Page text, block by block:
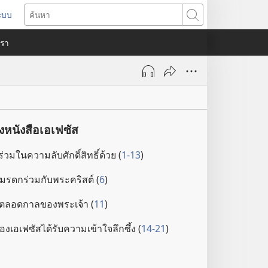
บบ
าง
ค้นหา
า
นังสือเอเฟซัส
ม​ใน​ความ​ลับ​ศักดิ์สิทธิ์​ด้วย (1-13)
รดก​ร่วม​กับ​พระ​คริสต์ (6)
อด​กาล​ของ​พระเจ้า (11)
เอเฟซัส​ได้​รับ​ความ​เข้าใจ​ลึกซึ้ง (14-21)